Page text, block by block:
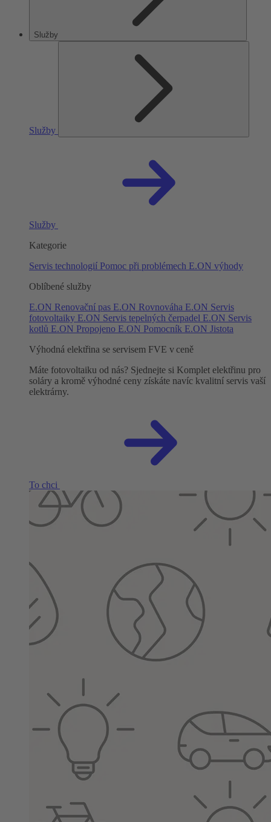
Služby
Služby
Služby
Kategorie
Servis technologií Pomoc při problémech E.ON výhody
Oblíbené služby
E.ON Renovační pas E.ON Rovnováha E.ON Servis
fotovoltaiky E.ON Servis tepelných čerpadel E.ON Servis
kotlů E.ON Propojeno E.ON Pomocník E.ON Jistota
Výhodná elektřina se servisem FVE v ceně
Máte fotovoltaiku od nás? Sjednejte si Komplet elektřinu pro
soláry a kromě výhodné ceny získáte navíc kvalitní servis vaší
elektrárny.
To chci